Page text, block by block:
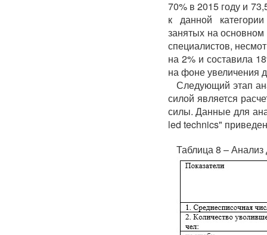
70% в 2015 году и
к данной
занятых на
специалистов,
на 2% и составила
на фоне увеличения
Следующий этап
силой является
силы. Данные для
led technics"
Таблица 8 –